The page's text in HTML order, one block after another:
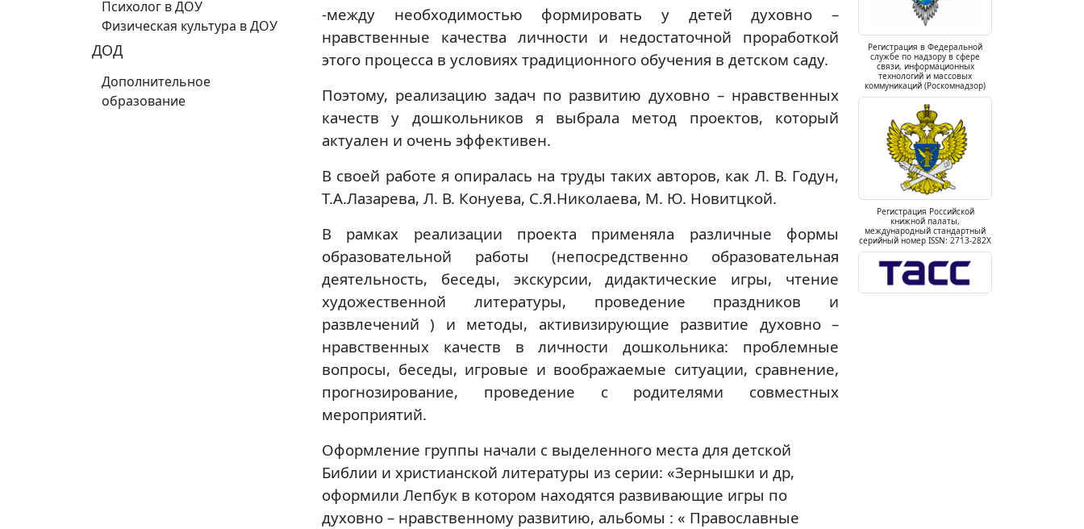
Психолог в ДОУ
Физическая культура в ДОУ
ДОД
Дополнительное
образование
-между необходимостью формировать у детей духовно –
нравственные качества личности и недостаточной проработкой
этого процесса в условиях традиционного обучения в детском саду.
Поэтому, реализацию задач по развитию духовно – нравственных
качеств у дошкольников я выбрала метод проектов, который
актуален и очень эффективен.
В своей работе я опиралась на труды таких авторов, как Л. В. Годун,
Т.А.Лазарева, Л. В. Конуева, С.Я.Николаева, М. Ю. Новитцкой.
В рамках реализации проекта применяла различные формы
образовательной работы (непосредственно образовательная
деятельность, беседы, экскурсии, дидактические игры, чтение
художественной литературы, проведение праздников и
развлечений ) и методы, активизирующие развитие духовно –
нравственных качеств в личности дошкольника: проблемные
вопросы, беседы, игровые и воображаемые ситуации, сравнение,
прогнозирование, проведение с родителями совместных
мероприятий.
Оформление группы начали с выделенного места для детской
Библии и христианской литературы из серии: «Зернышки и др,
оформили Лепбук в котором находятся развивающие игры по
духовно – нравственному развитию, альбомы : « Православные
Регистрация в Федеральной
службе по надзору в сфере
связи, информационных
технологий и массовых
коммуникаций (Роскомнадзор)
Регистрация Российской
книжной палаты,
международный стандартный
серийный номер ISSN: 2713-282X